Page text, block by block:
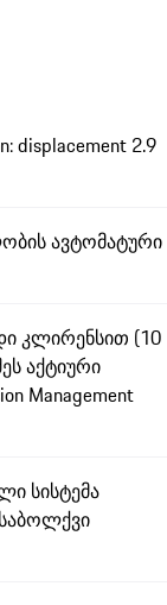
displacement 2.9
ავტომატური
კლირენსით (10
აქტიური
Management
სისტემა